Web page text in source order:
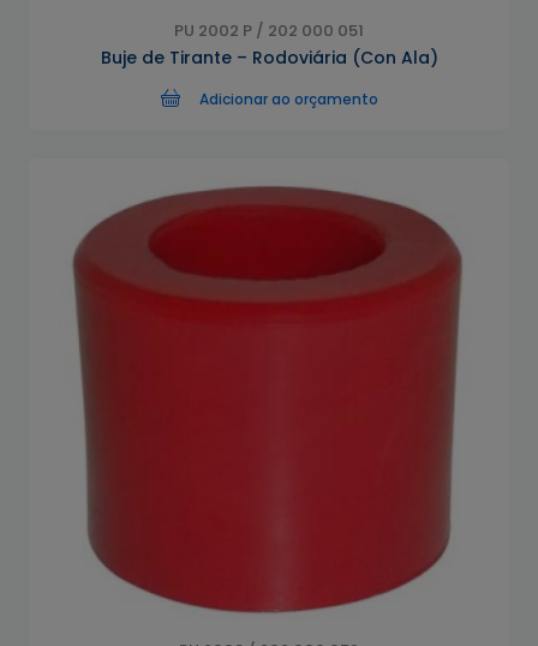
PU 2002 P / 202 000 051
Buje de Tirante – Rodoviária (Con Ala)
Adicionar ao orçamento